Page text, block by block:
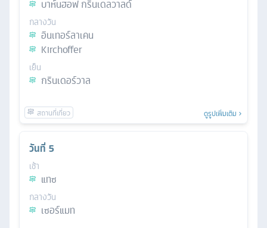
บาห์นฮอฟ กรินเดลวาลด์
กลางวัน
อินเทอร์ลาเคน
Kirchoffer
เย็น
กรินเดอร์วาล
ดูรูปเพิ่มเติม
วันที่ 5
เช้า
แทซ
กลางวัน
เซอร์แมท